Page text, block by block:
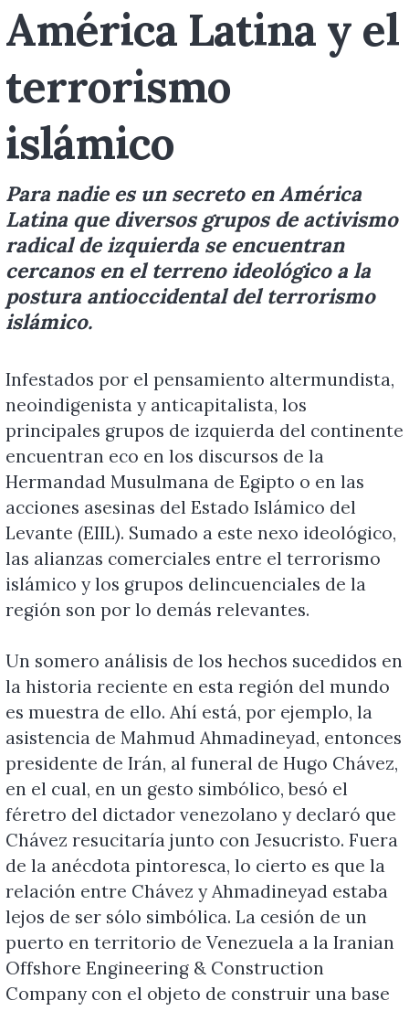
América Latina y el
terrorismo
islámico
Para nadie es un secreto en América
Latina que diversos grupos de activismo
radical de izquierda se encuentran
cercanos en el terreno ideológico a la
postura antioccidental del terrorismo
islámico.
Infestados por el pensamiento altermundista,
neoindigenista y anticapitalista, los
principales grupos de izquierda del continente
encuentran eco en los discursos de la
Hermandad Musulmana de Egipto o en las
acciones asesinas del Estado Islámico del
Levante (EIIL). Sumado a este nexo ideológico,
las alianzas comerciales entre el terrorismo
islámico y los grupos delincuenciales de la
región son por lo demás relevantes.
Un somero análisis de los hechos sucedidos en
la historia reciente en esta región del mundo
es muestra de ello. Ahí está, por ejemplo, la
asistencia de Mahmud Ahmadineyad, entonces
presidente de Irán, al funeral de Hugo Chávez,
en el cual, en un gesto simbólico, besó el
féretro del dictador venezolano y declaró que
Chávez resucitaría junto con Jesucristo. Fuera
de la anécdota pintoresca, lo cierto es que la
relación entre Chávez y Ahmadineyad estaba
lejos de ser sólo simbólica. La cesión de un
puerto en territorio de Venezuela a la Iranian
Offshore Engineering & Construction
Company con el objeto de construir una base